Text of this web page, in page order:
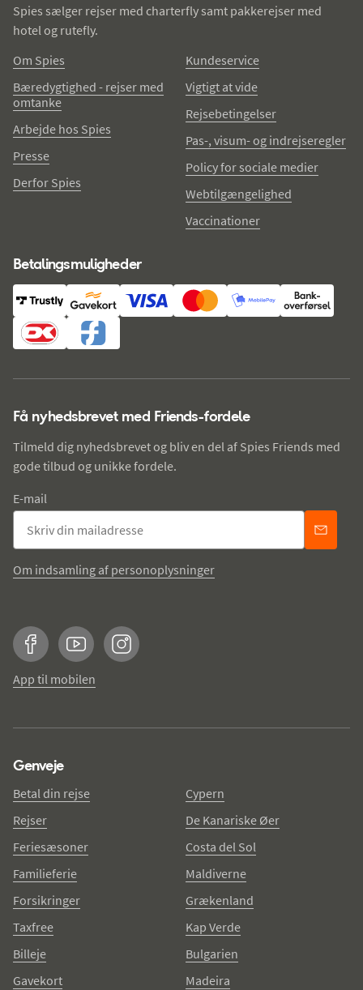
Spies sælger rejser med charterfly samt pakkerejser med
hotel og rutefly.
Om Spies
Bæredygtighed - rejser med
omtanke
Arbejde hos Spies
Presse
Derfor Spies
Kundeservice
Vigtigt at vide
Rejsebetingelser
Pas-, visum- og indrejseregler
Policy for sociale medier
Webtilgængelighed
Vaccinationer
Betalingsmuligheder
Få nyhedsbrevet med Friends-fordele
Tilmeld dig nyhedsbrevet og bliv en del af Spies Friends med
gode tilbud og unikke fordele.
E-mail
Om indsamling af personoplysninger
FacebookYouTubeInstagram
App til mobilen
Genveje
Betal din rejse
Rejser
Feriesæsoner
Familieferie
Forsikringer
Taxfree
Billeje
Gavekort
Cypern
De Kanariske Øer
Costa del Sol
Maldiverne
Grækenland
Kap Verde
Bulgarien
Madeira